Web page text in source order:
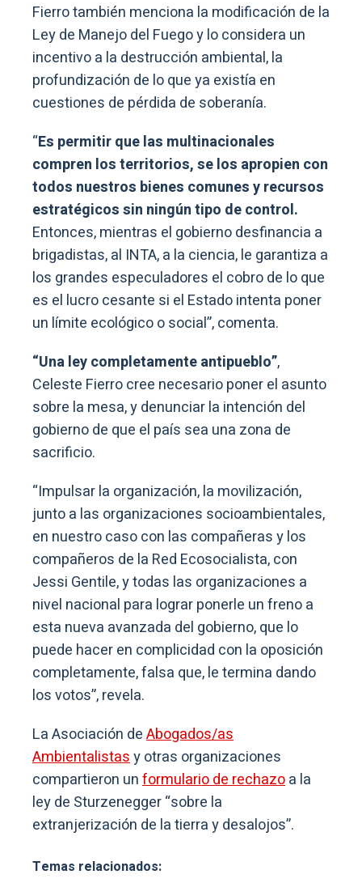
Fierro también menciona la modificación de la
Ley de Manejo del Fuego y lo considera un
incentivo a la destrucción ambiental, la
profundización de lo que ya existía en
cuestiones de pérdida de soberanía.
“Es permitir que las multinacionales
compren los territorios, se los apropien con
todos nuestros bienes comunes y recursos
estratégicos sin ningún tipo de control.
Entonces, mientras el gobierno desfinancia a
brigadistas, al INTA, a la ciencia, le garantiza a
los grandes especuladores el cobro de lo que
es el lucro cesante si el Estado intenta poner
un límite ecológico o social”, comenta.
“Una ley completamente antipueblo”,
Celeste Fierro cree necesario poner el asunto
sobre la mesa, y denunciar la intención del
gobierno de que el país sea una zona de
sacrificio.
“Impulsar la organización, la movilización,
junto a las organizaciones socioambientales,
en nuestro caso con las compañeras y los
compañeros de la Red Ecosocialista, con
Jessi Gentile, y todas las organizaciones a
nivel nacional para lograr ponerle un freno a
esta nueva avanzada del gobierno, que lo
puede hacer en complicidad con la oposición
completamente, falsa que, le termina dando
los votos”, revela.
La Asociación deAbogados/as
Ambientalistasy otras organizaciones
compartieron unformulario de rechazoa la
ley de Sturzenegger “sobre la
extranjerización de la tierra y desalojos”.
Temas relacionados: